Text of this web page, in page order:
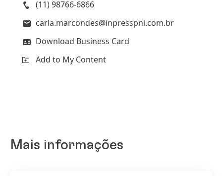
(11) 98766-6866
carla.marcondes@inpresspni.com.br
Download Business Card
Add to My Content
Mais informações